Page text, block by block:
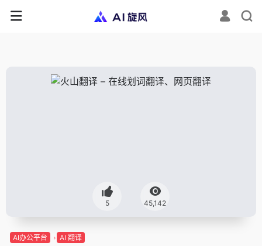
5 45,142
AI办公平台 AI 翻译